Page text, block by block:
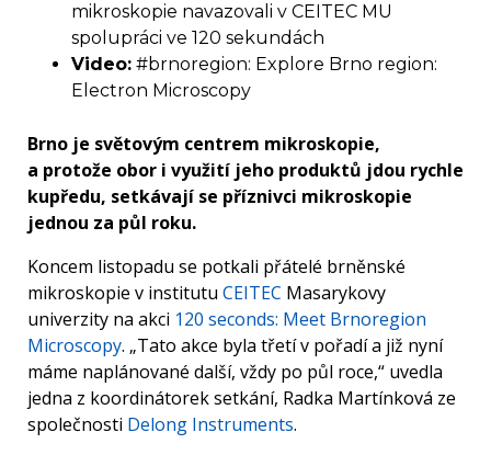
mikroskopie navazovali v CEITEC MU
spolupráci ve 120 sekundách
Video: #brnoregion: Explore Brno region:
Electron Microscopy
Brno je světovým centrem mikroskopie,
a protože obor i využití jeho produktů jdou rychle
kupředu, setkávají se příznivci mikroskopie
jednou za půl roku.
Koncem listopadu se potkali přátelé brněnské
mikroskopie v institutu CEITEC Masarykovy
univerzity na akci 120 seconds: Meet Brnoregion
Microscopy. „Tato akce byla třetí v pořadí a již nyní
máme naplánované další, vždy po půl roce,“ uvedla
jedna z koordinátorek setkání, Radka Martínková ze
společnosti Delong Instruments.